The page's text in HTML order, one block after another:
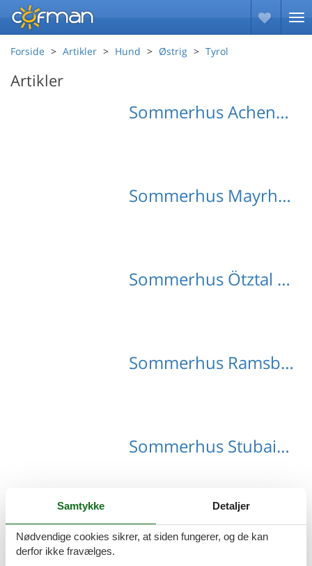
Forside Artikler Hund Østrig Tyrol
Artikler
Sommerhus Achensee med hund
Sommerhus Mayrhofen med hund
Sommerhus Ötztal med hund
Sommerhus Ramsberg med hund
Sommerhus Stubaital med hund
Sommerhus Wald med hund
Samtykke Detaljer
Nødvendige cookies sikrer, at siden fungerer, og de kan
derfor ikke fravælges.